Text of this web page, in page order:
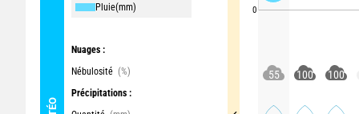
Pluie(mm)
Nuages :
Nébulosité (%)
Précipitations :
0
55 100 100